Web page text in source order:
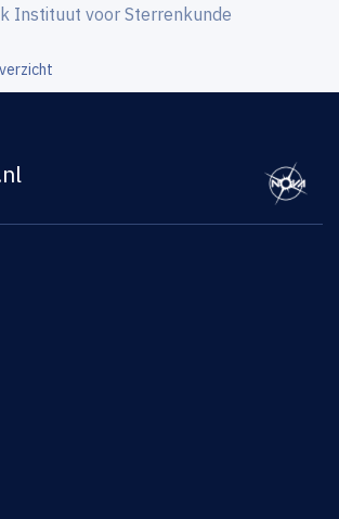
Instituut voor Sterrenkunde